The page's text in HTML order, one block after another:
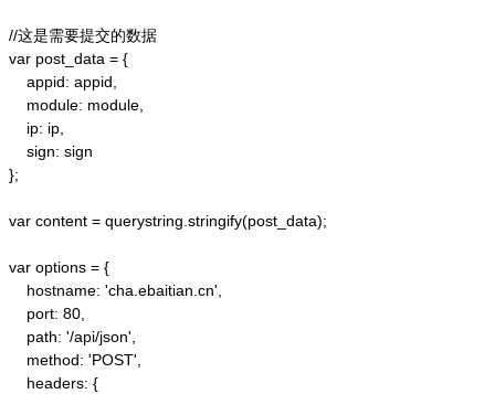
//这是需要提交的数据
var post_data = {
    appid: appid,
    module: module,
    ip: ip,
    sign: sign
};
var content = querystring.stringify(post_data);
var options = {
    hostname: 'cha.ebaitian.cn',
    port: 80,
    path: '/api/json',
    method: 'POST',
    headers: {